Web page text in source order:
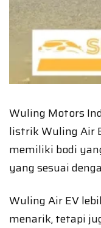
Wuling Motors
listrik Wuling Air
memiliki bodi
yang sesuai
Wuling Air EV
menarik, tetapi